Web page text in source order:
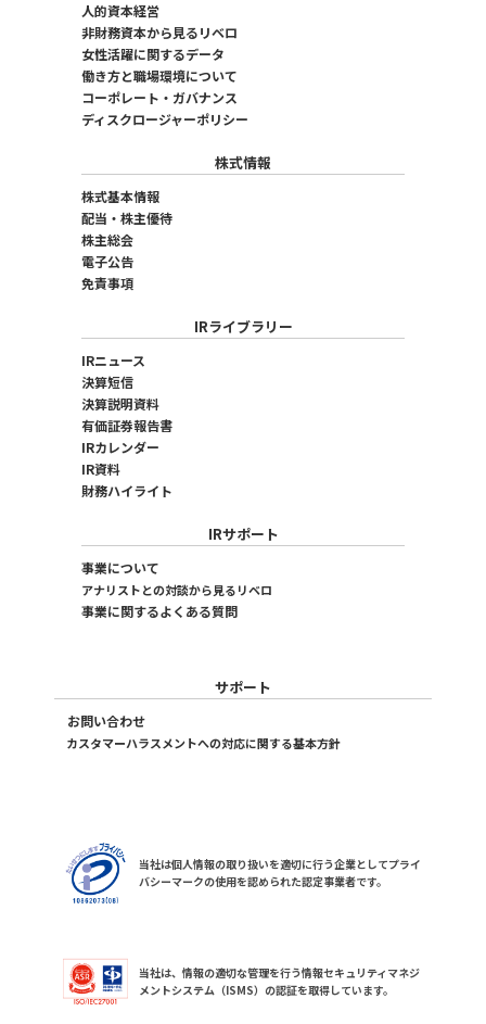
人的資本経営
非財務資本から見るリベロ
女性活躍に関するデータ
働き方と職場環境について
コーポレート・ガバナンス
ディスクロージャーポリシー
株式情報
株式基本情報
配当・株主優待
株主総会
電子公告
免責事項
IRライブラリー
IRニュース
決算短信
決算説明資料
有価証券報告書
IRカレンダー
IR資料
財務ハイライト
IRサポート
事業について
アナリストとの対談から見るリベロ
事業に関するよくある質問
サポート
お問い合わせ
カスタマーハラスメントへの対応に関する基本方針
当社は個人情報の取り扱いを適切に行う企業としてプライ
バシーマークの使用を認められた認定事業者です。
当社は、情報の適切な管理を行う情報セキュリティマネジ
メントシステム（ISMS）の認証を取得しています。